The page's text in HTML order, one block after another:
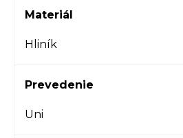
Materiál
Hliník
Prevedenie
Uni